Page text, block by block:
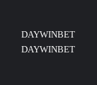
DAYWINBET
DAYWINBET